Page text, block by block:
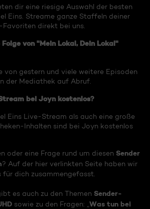
dir eine riesige Auswahl der besten
Eins. Streame ganze Staffeln deiner
direkt bei uns.
von "Mein Lokal, Dein Lokal"
von gestern und viele weitere Episoden
der Mediathek auf Abruf.
bei Joyn kostenlos?
Eins Live-Stream als auch eine große
Inhalten sind bei Joyn kostenlos
oder eine Frage rund um diesen Sender
? Auf der hier verlinkten Seite haben wir
für dich zusammengefasst.
es auch zu den Themen Sender-
sowie zu den Fragen: „ Was tun bei